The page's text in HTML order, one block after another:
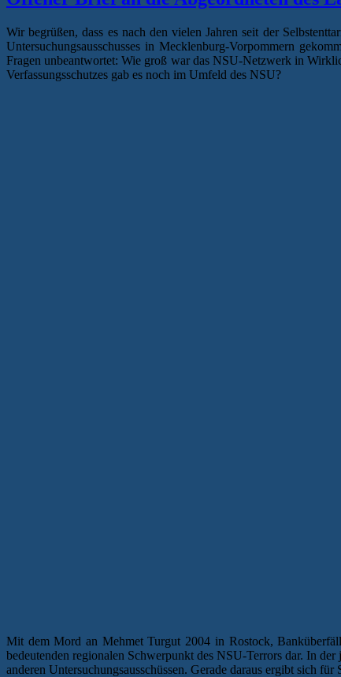
Wir begrüßen, dass es nach den vielen Jahren seit der
Untersuchungsausschusses in Mecklenburg-Vorpommern
Fragen unbeantwortet: Wie groß war das NSU-Netzwerk in
Verfassungsschutzes gab es noch im Umfeld des NSU?
Mit dem Mord an Mehmet Turgut 2004 in Rostock,
bedeutenden regionalen Schwerpunkt des NSU-Terrors dar. In
anderen Untersuchungsausschüssen. Gerade daraus ergibt sich